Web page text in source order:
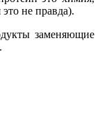
не правда).
заменяющие